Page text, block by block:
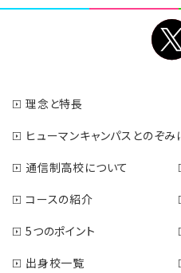
理念と特長
ヒューマンキャンパスとのぞみ
通信制高校について
コースの紹介
5つのポイント
出身校一覧